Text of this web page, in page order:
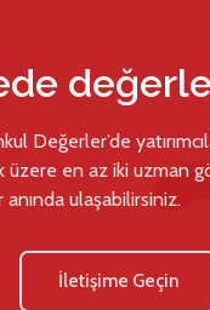
Değerler’de
en az iki uzman
anında ulaşabilirsiniz.
İletişime Geçin